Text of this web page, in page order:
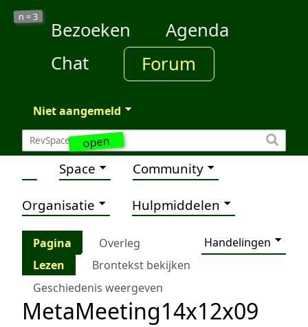
open
n =3
Bezoeken
Agenda
Chat
Forum
Niet aangemeld
Space Community
Organisatie Hulpmiddelen
Pagina Overleg
Handelingen
Lezen
Brontekst bekijken
Geschiedenis weergeven
MetaMeeting14x12x09